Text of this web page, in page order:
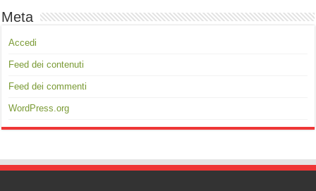
Meta
Accedi
Feed dei contenuti
Feed dei commenti
WordPress.org